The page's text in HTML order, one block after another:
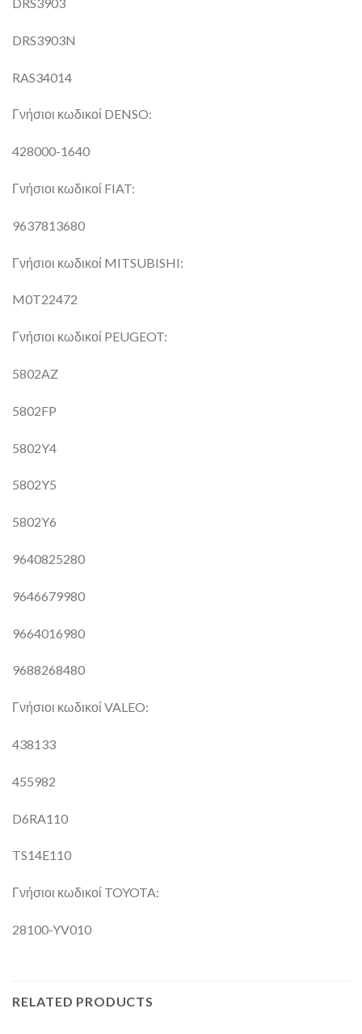
DRS3903N
RAS34014
Γνήσιοι κωδικοί DENSO:
428000-1640
Γνήσιοι κωδικοί FIAT:
9637813680
Γνήσιοι κωδικοί MITSUBISHI:
M0T22472
Γνήσιοι κωδικοί PEUGEOT:
5802AZ
5802FP
5802Y4
5802Y5
5802Y6
9640825280
9646679980
9664016980
9688268480
Γνήσιοι κωδικοί VALEO:
438133
455982
D6RA110
TS14E110
Γνήσιοι κωδικοί TOYOTA:
28100-YV010
RELATED PRODUCTS